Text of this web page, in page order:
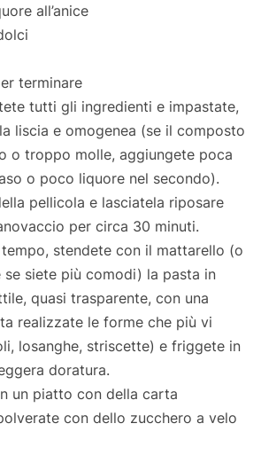
all’anice
terminare
tutti gli ingredienti e impastate,
liscia e omogenea (se il composto
o troppo molle, aggiungete poca
o poco liquore nel secondo).
pellicola e lasciatela riposare
per circa 30 minuti.
stendete con il mattarello (o
siete più comodi) la pasta in
quasi trasparente, con una
realizzate le forme che più vi
losanghe, striscette) e friggete in
doratura.
un piatto con della carta
con dello zucchero a velo